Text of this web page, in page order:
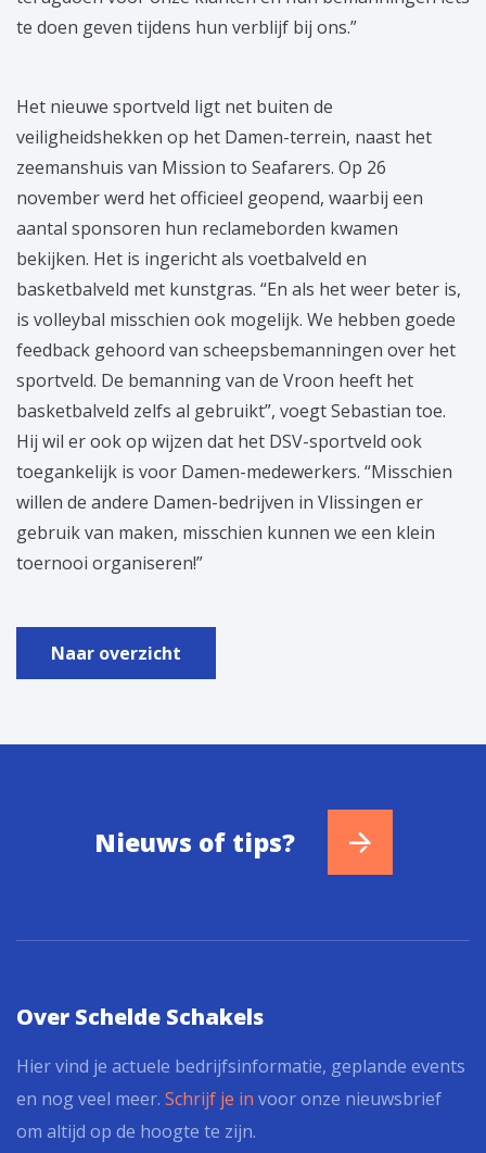
te doen geven tijdens hun verblijf bij ons.”
Het nieuwe sportveld ligt net buiten de
veiligheidshekken op het Damen-terrein, naast het
zeemanshuis van Mission to Seafarers. Op 26
november werd het officieel geopend, waarbij een
aantal sponsoren hun reclameborden kwamen
bekijken. Het is ingericht als voetbalveld en
basketbalveld met kunstgras. “En als het weer beter is,
is volleybal misschien ook mogelijk. We hebben goede
feedback gehoord van scheepsbemanningen over het
sportveld. De bemanning van de Vroon heeft het
basketbalveld zelfs al gebruikt”, voegt Sebastian toe.
Hij wil er ook op wijzen dat het DSV-sportveld ook
toegankelijk is voor Damen-medewerkers. “Misschien
willen de andere Damen-bedrijven in Vlissingen er
gebruik van maken, misschien kunnen we een klein
toernooi organiseren!”
Naar overzicht
Nieuws of tips?
Over Schelde Schakels
Hier vind je actuele bedrijfsinformatie, geplande events
en nog veel meer. Schrijf je in voor onze nieuwsbrief
om altijd op de hoogte te zijn.